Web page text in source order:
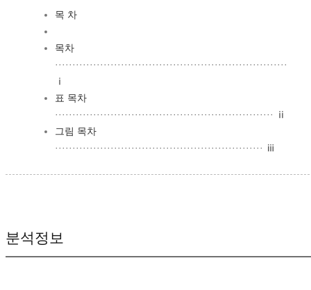
목 차
목차
···································································
ⅰ
표 목차
······························································· ⅱ
그림 목차
···························································· ⅲ
분석정보